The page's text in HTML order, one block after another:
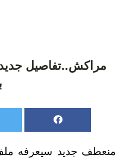
مراكش..تفاصيل
منعطف جديد سيعرفه